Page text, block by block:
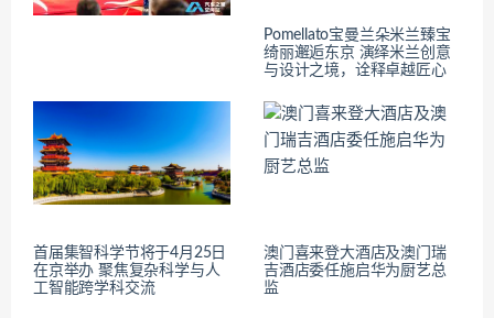
Pomellato宝曼兰朵米兰臻宝
绮丽邂逅东京 演绎米兰创意
与设计之境，诠释卓越匠心
首届集智科学节将于4月25日
在京举办 聚焦复杂科学与人
工智能跨学科交流
澳门喜来登大酒店及澳门瑞
吉酒店委任施启华为厨艺总
监